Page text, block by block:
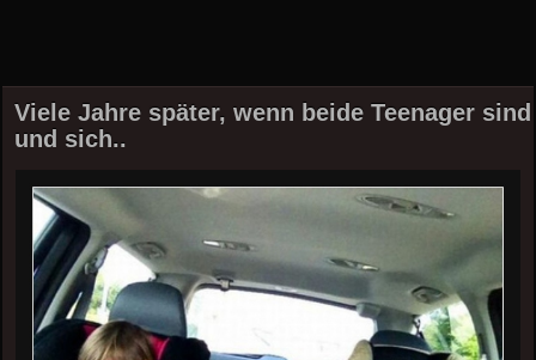
Viele Jahre später, wenn beide Teenager sind
und sich..